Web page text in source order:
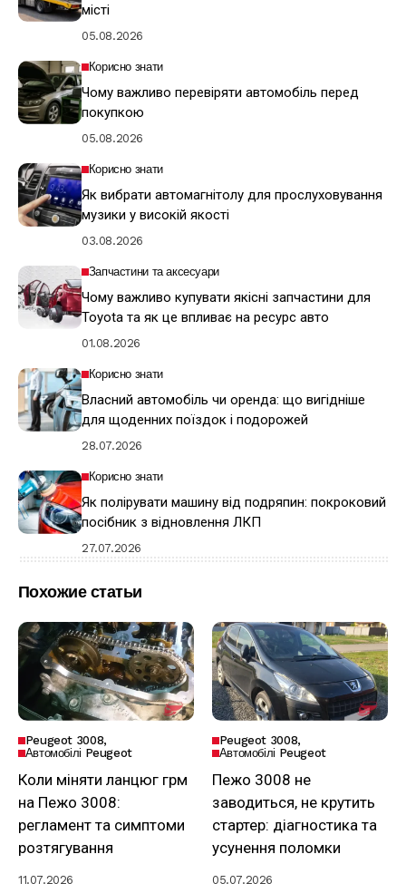
місті
05.08.2026
Корисно знати
Чому важливо перевіряти автомобіль перед
покупкою
05.08.2026
Корисно знати
Як вибрати автомагнітолу для прослуховування
музики у високій якості
03.08.2026
Запчастини та аксесуари
Чому важливо купувати якісні запчастини для
Toyota та як це впливає на ресурс авто
01.08.2026
Корисно знати
Власний автомобіль чи оренда: що вигідніше
для щоденних поїздок і подорожей
28.07.2026
Корисно знати
Як полірувати машину від подряпин: покроковий
посібник з відновлення ЛКП
27.07.2026
Похожие статьи
Peugeot 3008
Автомобілі Peugeot
Коли міняти ланцюг грм
на Пежо 3008:
регламент та симптоми
розтягування
11.07.2026
Peugeot 3008
Автомобілі Peugeot
Пежо 3008 не
заводиться, не крутить
стартер: діагностика та
усунення поломки
05.07.2026